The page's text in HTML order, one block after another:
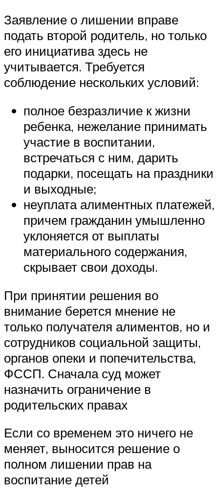
Заявление о лишении вправе
подать второй родитель, но только
его инициатива здесь не
учитывается. Требуется
соблюдение нескольких условий:
полное безразличие к жизни
ребенка, нежелание принимать
участие в воспитании,
встречаться с ним, дарить
подарки, посещать на праздники
и выходные;
неуплата алиментных платежей,
причем гражданин умышленно
уклоняется от выплаты
материального содержания,
скрывает свои доходы.
При принятии решения во
внимание берется мнение не
только получателя алиментов, но и
сотрудников социальной защиты,
органов опеки и попечительства,
ФССП. Сначала суд может
назначить ограничение в
родительских правах
Если со временем это ничего не
меняет, выносится решение о
полном лишении прав на
воспитание детей